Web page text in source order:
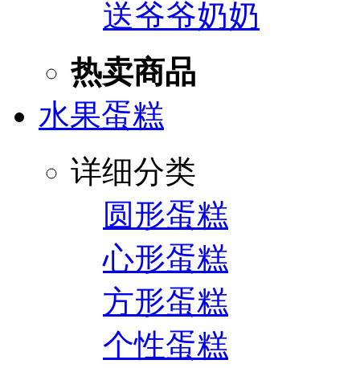
送爷爷奶奶
热卖商品
水果蛋糕
详细分类
圆形蛋糕
心形蛋糕
方形蛋糕
个性蛋糕